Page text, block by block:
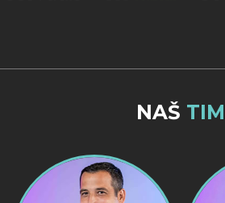
NAŠ TIM